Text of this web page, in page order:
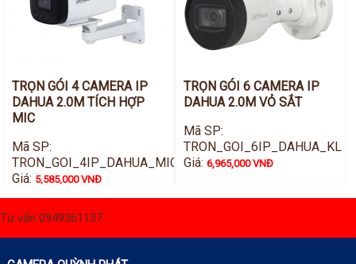
TRỌN GÓI 4 CAMERA IP
DAHUA 2.0M TÍCH HỢP
MIC
Mã SP:
TRON_GOI_4IP_DAHUA_MIC
Giá: 5,585,000 VNĐ
TRỌN GÓI 6 CAMERA IP
DAHUA 2.0M VỎ SẮT
Mã SP:
TRON_GOI_6IP_DAHUA_KL
Giá: 6,965,000 VNĐ
Tư vấn 0949361137